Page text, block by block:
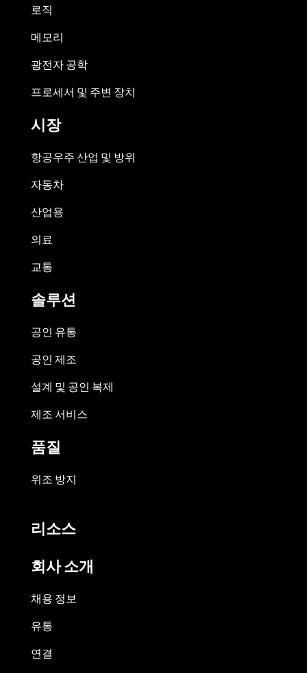
로직
메모리
광전자 공학
프로세서 및 주변 장치
시장
항공우주 산업 및 방위
자동차
산업용
의료
교통
솔루션
공인 유통
공인 제조
설계 및 공인 복제
제조 서비스
품질
위조 방지
리소스
회사 소개
채용 정보
유통
연결